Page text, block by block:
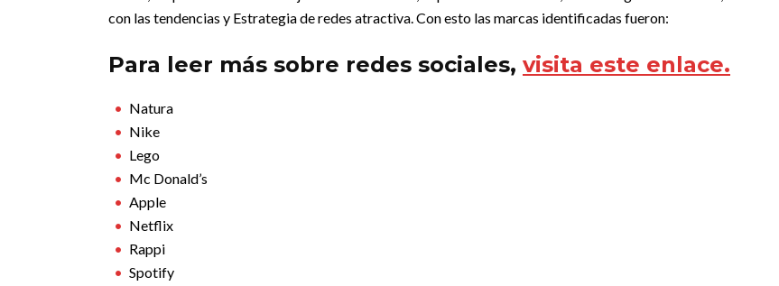
con las tendencias y Estrategia de redes atractiva. Con esto las marcas identificadas fueron:
Para leer más sobre redes sociales, visita este enlace.
Natura
Nike
Lego
Mc Donald’s
Apple
Netflix
Rappi
Spotify